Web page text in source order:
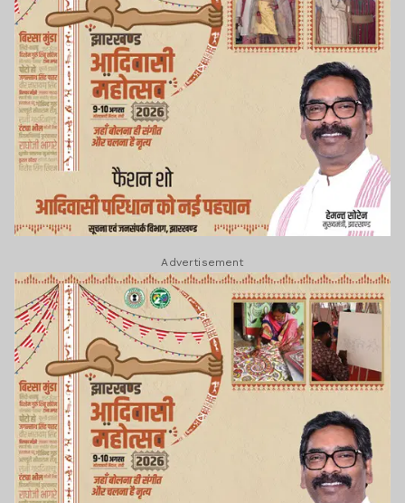
Advertisement